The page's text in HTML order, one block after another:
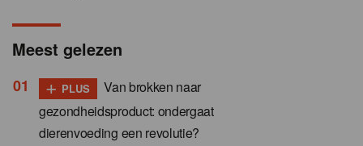
Meest gelezen
+ PLUS
Van brokken naar
gezondheidsproduct: ondergaat
dierenvoeding een revolutie?